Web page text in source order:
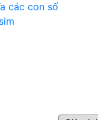
các con số